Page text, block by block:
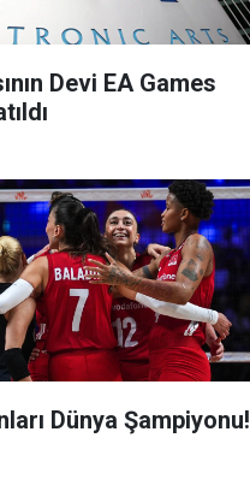
Devi EA Games
Dünya Şampiyonu!